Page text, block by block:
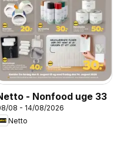
- Nonfood uge 33
08 - 14/08/2026
Netto